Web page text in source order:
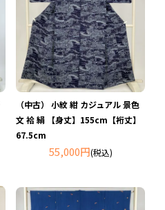
（中古） 小紋 紺 カジュアル 景色
文 袷 絹 【身丈】155cm【裄丈】
67.5cm
55,000円(税込)